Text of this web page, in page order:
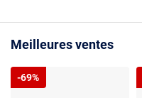
Meilleures ventes
-69%